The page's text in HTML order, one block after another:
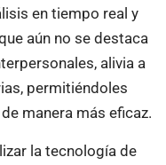
en tiempo real y
aún no se destaca
alivia a
permitiéndoles
manera más eficaz.
la tecnología de